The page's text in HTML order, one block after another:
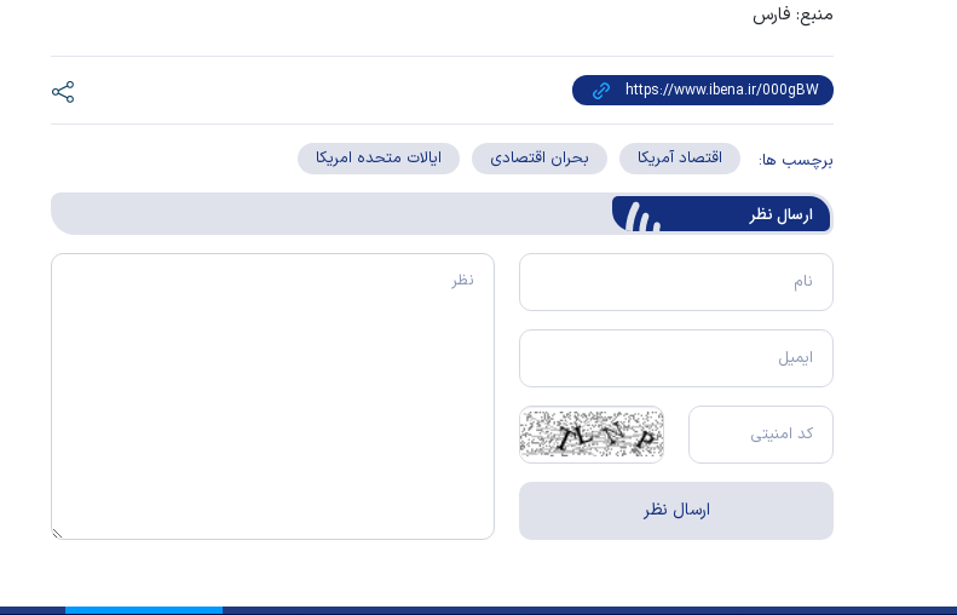
منبع: فارس
برچسب ها: اقتصاد آمریکا بحران اقتصادی ایالات متحده امریکا
ارسال‌ نظر